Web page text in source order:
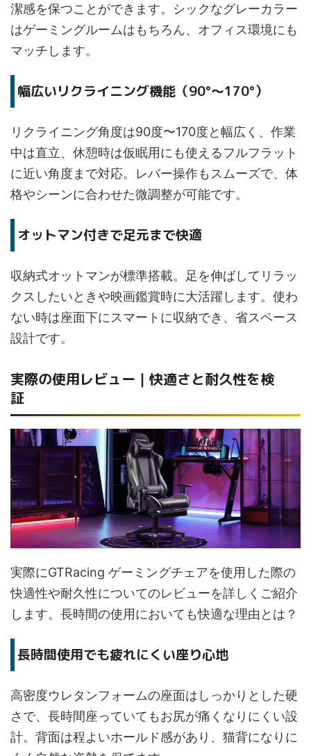
潔感を保つことができます。シックなグレーカラー
はゲーミングルームはもちろん、オフィス環境にも
マッチします。
幅広いリクライニング機能（90°〜170°）
リクライニング角度は90度〜170度と幅広く、作業
中は直立、休憩時は仮眠用にも使えるフルフラット
に近い角度まで対応。レバー操作もスムーズで、体
格やシーンに合わせた微調整が可能です。
オットマン付きで足元まで快適
収納式オットマンが標準搭載。足を伸ばしてリラッ
クスしたいときや映画鑑賞時に大活躍します。使わ
ない時は座面下にスマートに収納でき、省スペース
設計です。
実際の使用レビュー｜快適さと耐久性を検
証
実際にGTRacing ゲーミングチェアを使用した際の
快適性や耐久性についてのレビューを詳しくご紹介
します。長時間の使用においても快適な理由とは？
長時間使用でも疲れにくい座り心地
高密度ウレタンフォームの座面はしっかりとした硬
さで、長時間座っていてもお尻が痛くなりにくい設
計。背面は程よいホールド感があり、猫背になりに